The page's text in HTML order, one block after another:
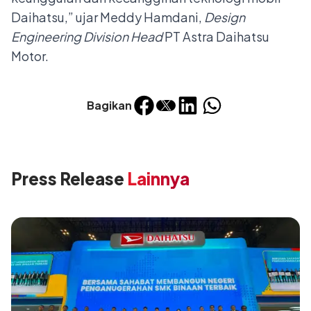
Bagikan
Daihatsu,” ujar Meddy Hamdani, Design
Engineering Division HeadPT Astra Daihatsu
Motor.
Press Release Lainnya